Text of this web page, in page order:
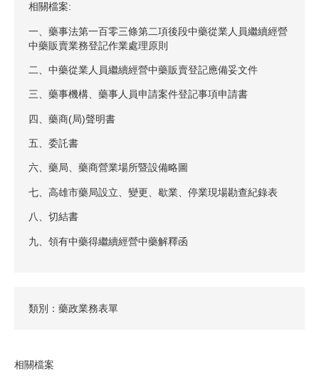
相關檔案:
一、藥事法第一百零三條第二項後段中藥從業人員繼續經營
中藥販賣業務登記作業處理原則
二、中藥從業人員繼續經營中藥販賣登記應備妥文件
三、藥事機構、藥事人員申請案件登記事項申請書
四、藥商(局)聲明書
五、委託書
六、藥局、藥商營業場所暨設備略圖
七、高雄市藥局設立、變更、歇業、停業現場勘查紀錄表
八、切結書
九、領有中藥得繼續經營中藥解釋函
類別：藥政業務表單
相關檔案